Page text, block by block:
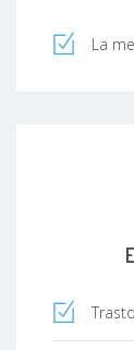
La